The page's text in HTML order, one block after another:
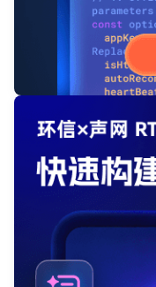
我已阅读并同意